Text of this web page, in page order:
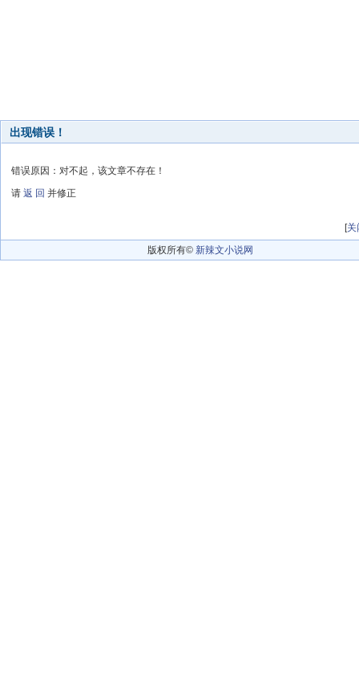
出现错误！
错误原因：对不起，该文章不存在！
请 返 回 并修正
[关
版权所有© 新辣文小说网